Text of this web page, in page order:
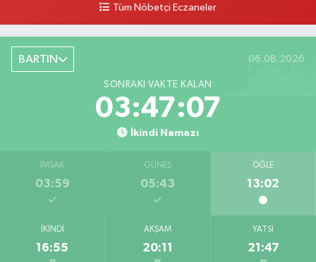
0 (378) 227 85 45
Tüm Nöbetçi Eczaneler
BARTIN 06.08.2026
SONRAKI VAKTE KALAN
03:47:06
İkindi Namazı
İMSAK
03:59
GÜNEŞ
05:43
ÖĞLE
13:02
İKINDI
16:55
AKŞAM
20:11
YATSI
21:47